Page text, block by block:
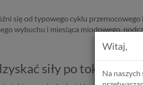
się od typowego cyklu
wybuchu i miesiąca miodowego,
siły po
Witaj,
Na